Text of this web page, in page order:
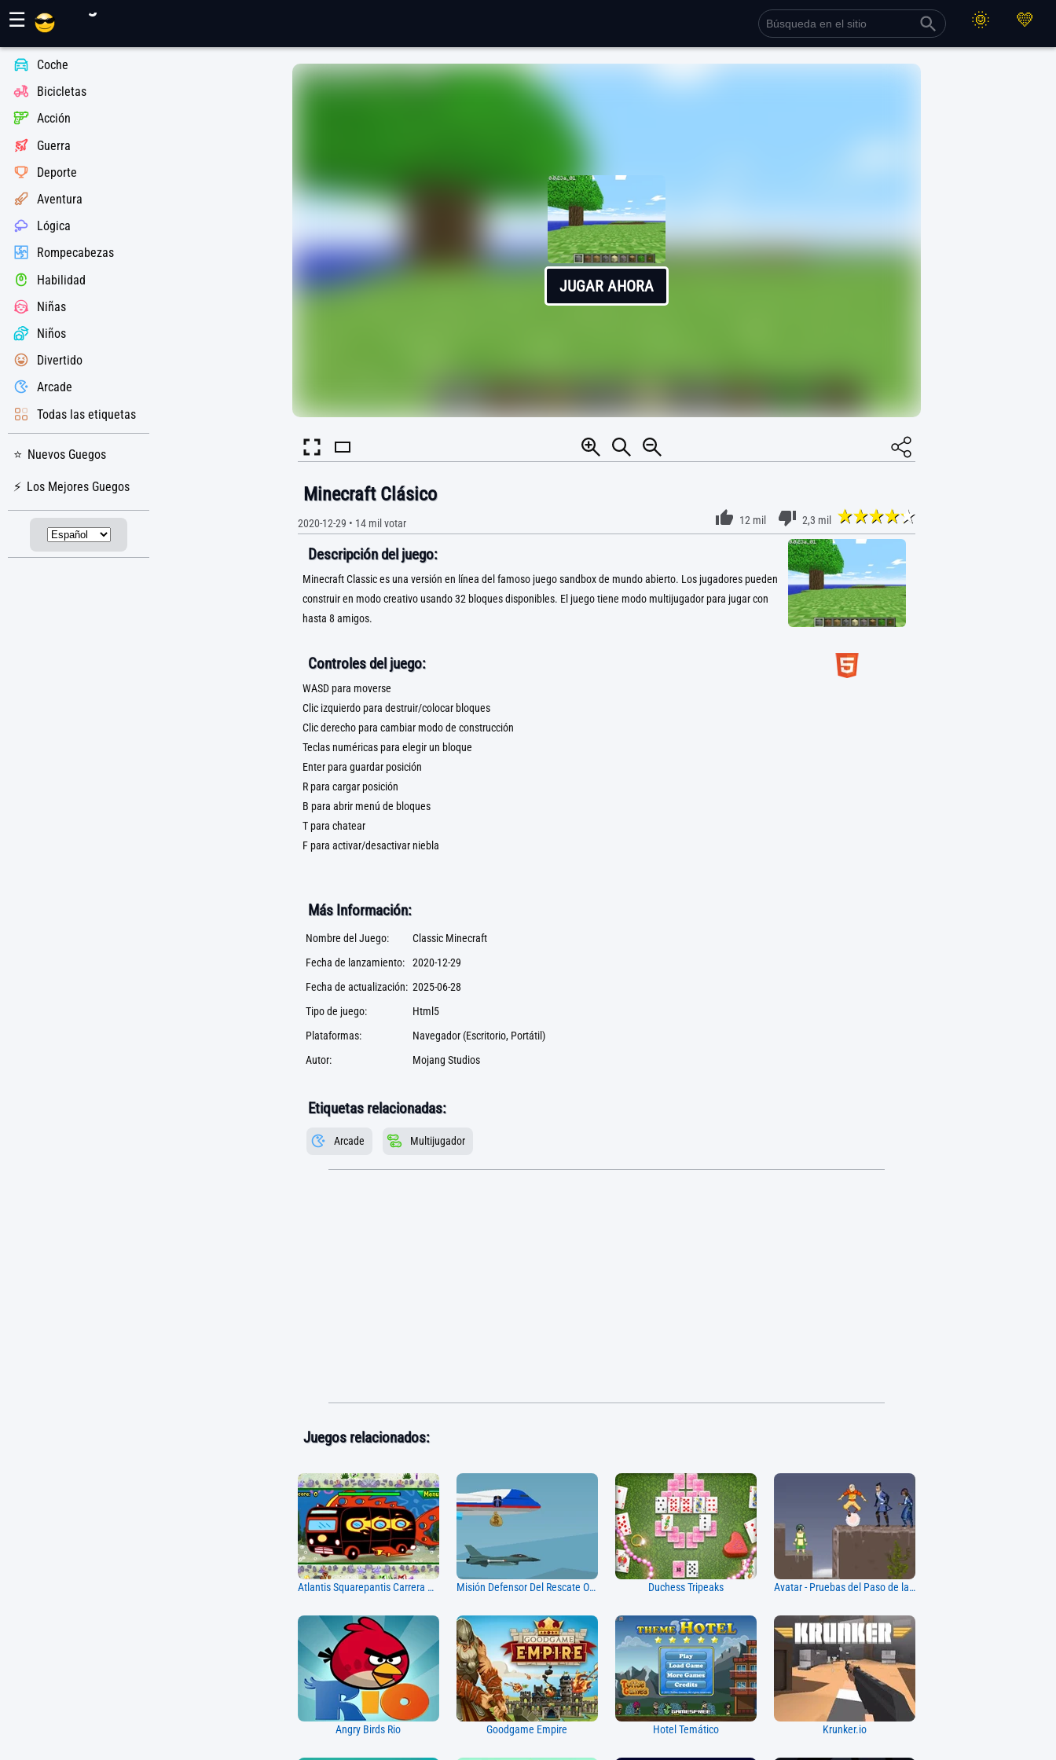
☰
Coche
Bicicletas
Acción
Guerra
Deporte
Aventura
Lógica
Rompecabezas
Habilidad
Niñas
Niños
Divertido
Arcade
Todas las etiquetas
Nuevos Guegos
Los Mejores Guegos
JUGAR AHORA
Minecraft Clásico
2020-12-29 • 14 mil votar 12 mil 2,3 mil
Descripción del juego:
Minecraft Classic es una versión en línea del famoso juego sandbox de mundo abierto. Los jugadores pueden
construir en modo creativo usando 32 bloques disponibles. El juego tiene modo multijugador para jugar con
hasta 8 amigos.
Controles del juego:
WASD para moverse
Clic izquierdo para destruir/colocar bloques
Clic derecho para cambiar modo de construcción
Teclas numéricas para elegir un bloque
Enter para guardar posición
R para cargar posición
B para abrir menú de bloques
T para chatear
F para activar/desactivar niebla
Más Información:
Nombre del Juego:
Classic Minecraft
Fecha de lanzamiento:
2020-12-29
Fecha de actualización: 2025-06-28
Tipo de juego:
Html5
Plataformas:
Navegador (Escritorio, Portátil)
Autor:
Mojang Studios
Etiquetas relacionadas:
Arcade Multijugador
Juegos relacionados:
Atlantis Squarepantis Carrera De Autobús Misión Defensor Del Rescate Obama Duchess Tripeaks Avatar - Pruebas del Paso de la Serpiente
Angry Birds Rio Goodgame Empire Hotel Temático Krunker.io